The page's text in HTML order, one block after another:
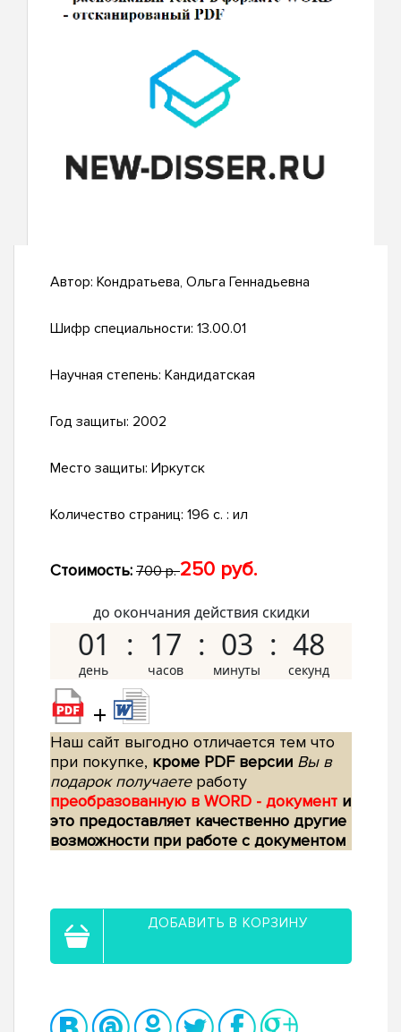
Автор: Кондратьева, Ольга Геннадьевна
Шифр специальности: 13.00.01
Научная степень: Кандидатская
Год защиты: 2002
Место защиты: Иркутск
Количество страниц: 196 с. : ил
Стоимость: 700 р.250 руб.
до окончания действия скидки
01 17 03 48
+
Наш сайт выгодно отличается тем что
при покупке, кроме PDF версии Вы в
подарок получаетеработу
преобразованную в WORD - документ и
это предоставляет качественно другие
возможности при работе с документом
ДОБАВИТЬ В КОРЗИНУ